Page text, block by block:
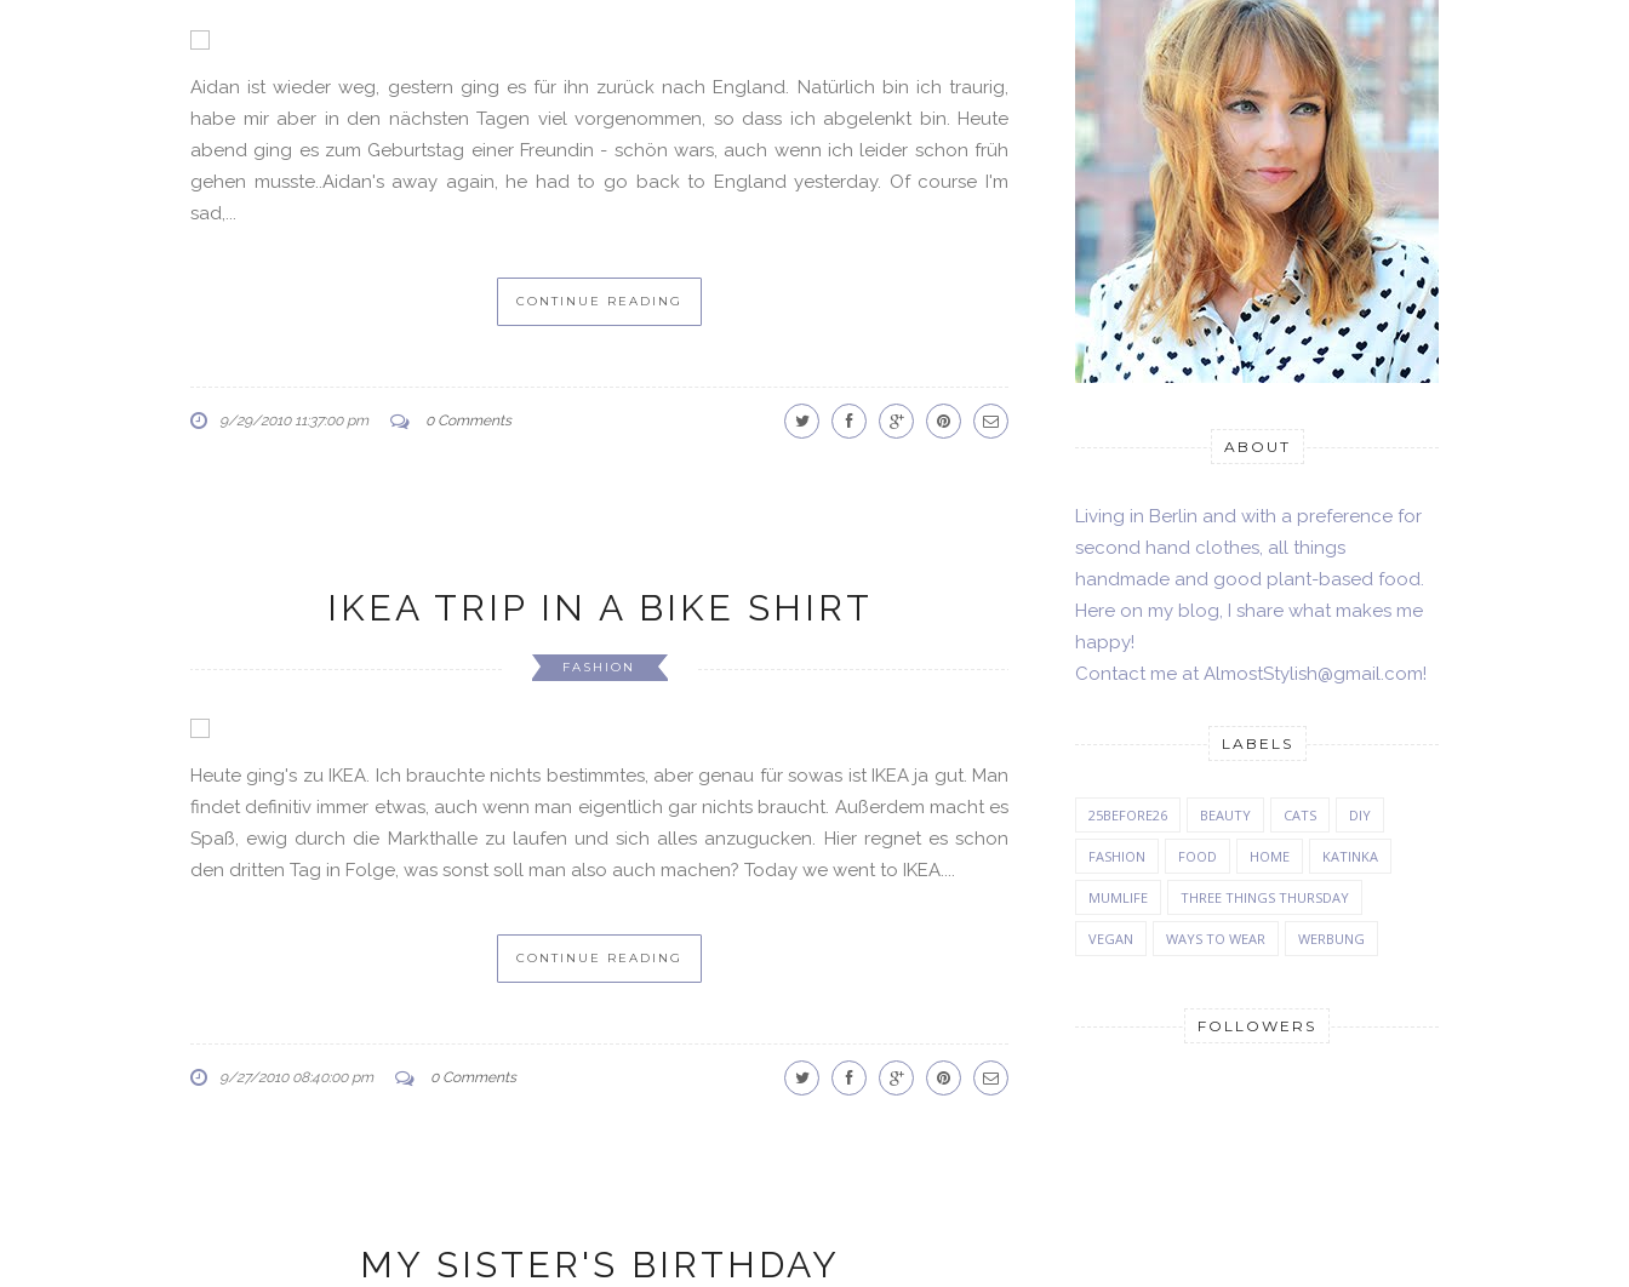
Aidan ist wieder weg, gestern ging es für ihn zurück nach England. Natürlich bin ich traurig,
habe mir aber in den nächsten Tagen viel vorgenommen, so dass ich abgelenkt bin. Heute
abend ging es zum Geburtstag einer Freundin - schön wars, auch wenn ich leider schon früh
gehen musste..Aidan's away again, he had to go back to England yesterday. Of course I'm
sad,...
CONTINUE READING
9/29/2010 11:37:00 pm 0 Comments
IKEA TRIP IN A BIKE SHIRT
FASHION
Heute ging's zu IKEA. Ich brauchte nichts bestimmtes, aber genau für sowas ist IKEA ja gut. Man
findet definitiv immer etwas, auch wenn man eigentlich gar nichts braucht. Außerdem macht es
Spaß, ewig durch die Markthalle zu laufen und sich alles anzugucken. Hier regnet es schon
den dritten Tag in Folge, was sonst soll man also auch machen? Today we went to IKEA....
CONTINUE READING
9/27/2010 08:40:00 pm 0 Comments
MY SISTER'S BIRTHDAY
ABOUT
Living in Berlin and with a preference for
second hand clothes, all things
handmade and good plant-based food.
Here on my blog, I share what makes me
happy!
Contact me at AlmostStylish@gmail.com!
LABELS
25BEFORE26 BEAUTY CATS DIY
FASHION FOOD HOME KATINKA
MUMLIFE THREE THINGS THURSDAY
VEGAN WAYS TO WEAR WERBUNG
FOLLOWERS